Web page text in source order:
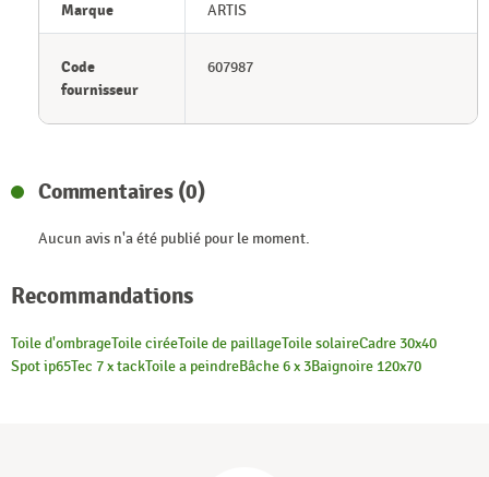
Marque ARTIS
Code
fournisseur
607987
Commentaires (0)
Aucun avis n'a été publié pour le moment.
Recommandations
Toile d'ombrageToile ciréeToile de paillageToile solaireCadre 30x40
Spot ip65Tec 7 x tackToile a peindreBâche 6 x 3Baignoire 120x70